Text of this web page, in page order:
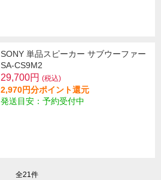
SONY 単品スピーカー サブウーファー
SA-CS9M2
29,700円 (税込)
2,970円分ポイント還元
発送目安：予約受付中
全21件